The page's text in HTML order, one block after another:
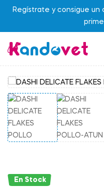
Regístrate y consigue
En Stock